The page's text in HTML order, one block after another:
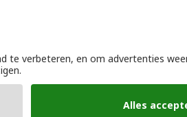
Allgemeine Geschäftsbedingungen